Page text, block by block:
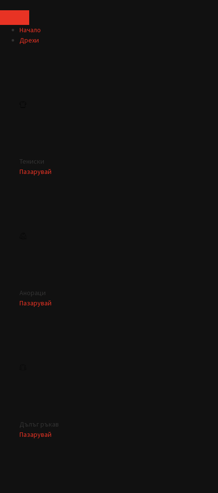
Начало
Дрехи
Тениски
Пазарувай
Анораци
Пазарувай
Дълъг ръкав
Пазарувай